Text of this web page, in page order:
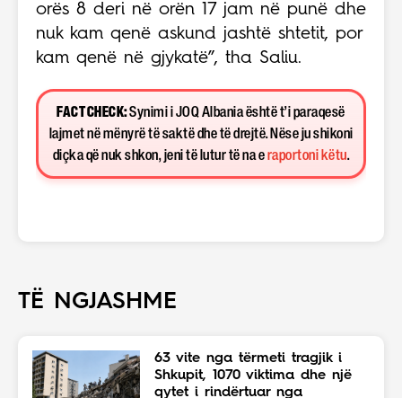
orës 8 deri në orën 17 jam në punë dhe
nuk kam qenë askund jashtë shtetit, por
kam qenë në gjykatë”, tha Saliu.
FACT CHECK:Synimi i JOQ Albania është t’i paraqesë
lajmet në mënyrë të saktë dhe të drejtë. Nëse ju shikoni
diçka që nuk shkon, jeni të lutur të na e raportoni këtu.
TË NGJASHME
63 vite nga tërmeti tragjik i
Shkupit, 1070 viktima dhe një
qytet i rindërtuar nga